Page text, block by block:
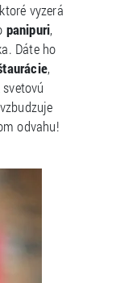
vyzerá
panipuri,
Dáte ho
,
odvahu!